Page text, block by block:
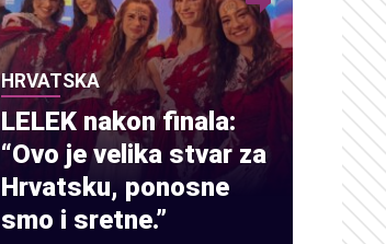
HRVATSKA
LELEK nakon finala:
“Ovo je velika stvar za
Hrvatsku, ponosne
smo i sretne.”